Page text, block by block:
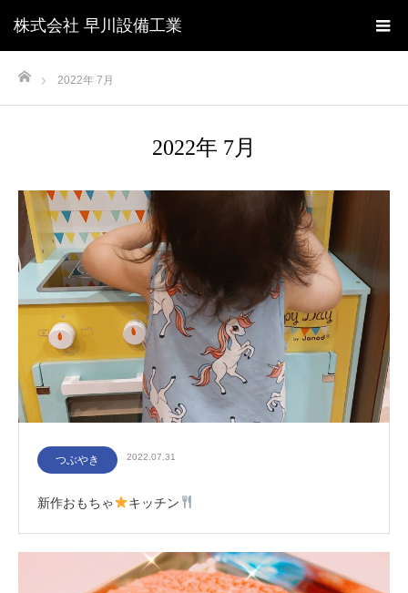
株式会社 早川設備工業
2022年 7月
2022年 7月
つぶやき 2022.07.31
新作おもちゃ キッチン